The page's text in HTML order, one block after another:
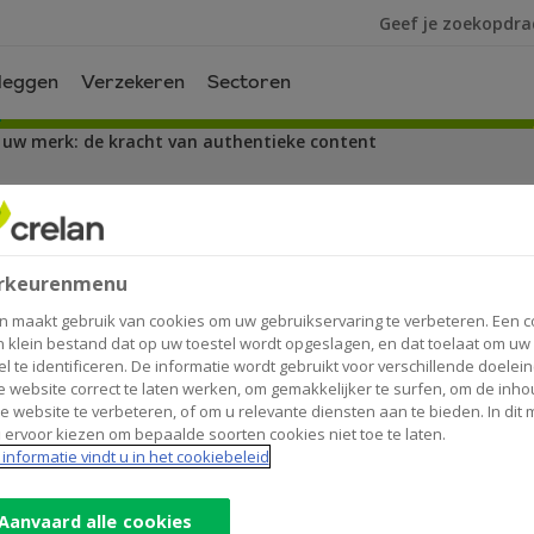
Ik ben op zoek
Verzekeren Sectoren
uw merk: de kracht van authentieke content
van authentieke content
constant overladen met adviezen over
content veel eenvoudiger is dan u
Carole Lamarque, onthullen in onze podcast
authentiek ondernemen en merkopbouw.
maakt gebruik van cookies om uw gebruikservaring te verbeteren. Een
klein bestand dat op uw toestel wordt opgeslagen, en dat toelaat om uw
te identificeren. De informatie wordt gebruikt voor verschillende
website correct te laten werken, om gemakkelijker te surfen, om de
website te verbeteren, of om u relevante diensten aan te bieden. In dit
ervoor kiezen om bepaalde soorten cookies niet toe te laten.
vindt u in het cookiebeleid
alle cookies